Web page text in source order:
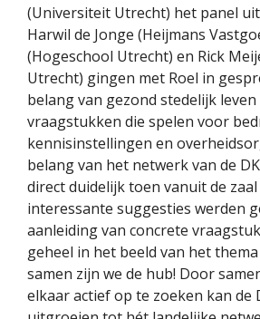
(Universiteit Utrecht) het panel
Harwil de Jonge (Heijmans
(Hogeschool Utrecht) en Rick
Utrecht) gingen met Roel in
belang van gezond stedelijk leven
vraagstukken die spelen voor
kennisinstellingen en
belang van het netwerk van de
direct duidelijk toen vanuit de
interessante suggesties werden
aanleiding van concrete
geheel in het beeld van het
samen zijn we de hub! Door
elkaar actief op te zoeken kan de